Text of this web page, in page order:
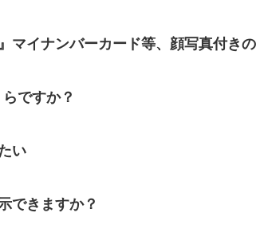
マイナンバーカード等、顔写真付き
ですか？
い
できますか？